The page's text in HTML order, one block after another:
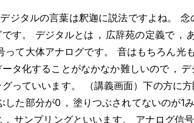
ジタルの言葉は釈迦に説法ですよね。
念
す。 デジタルとは ， 広辞苑の定義で ，
って大体アナログです。
音はもちろん光
タ化することがなかなか難しいので ， デ
っていいます。
（講義画面）下の方に
した部分が0 ， 塗りつぶされてないのが1
， サンプリングといいます。 アナログ信